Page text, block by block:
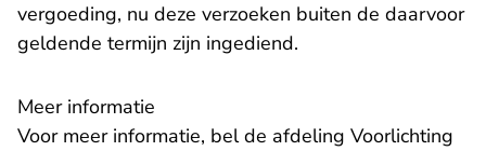
vergoeding, nu deze verzoeken buiten de daarvoor
geldende termijn zijn ingediend.
Meer informatie
Voor meer informatie, bel de afdeling Voorlichting